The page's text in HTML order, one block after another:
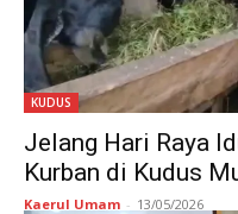
KUDUS
Jelang Hari Raya
Kurban di Kudus
Kaerul Umam - 13/05/2026